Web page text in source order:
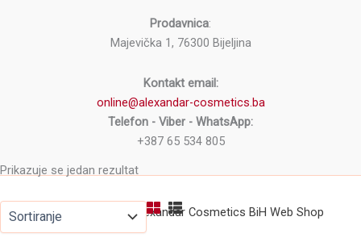
Prikazuje se jedan rezultat
Prodavnica:
Majevička 1, 76300 Bijeljina
Kontakt email:
online@alexandar-cosmetics.ba
Telefon - Viber - WhatsApp:
+387 65 534 805
Copyright © 2026 Alexandar Cosmetics BiH Web Shop